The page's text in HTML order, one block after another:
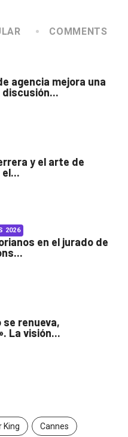
COMMENTS
agencia mejora una
discusión...
y el arte de
2026
en el jurado de
se renueva,
La visión...
King Cannes